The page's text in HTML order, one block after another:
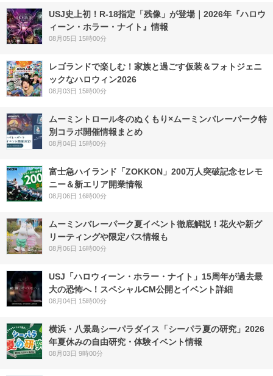
USJ史上初！R-18指定「残像」が登場｜2026年『ハロウ
ィーン・ホラー・ナイト』情報
08月05日 15時00分
レゴランドで楽しむ！家族と過ごす仮装＆フォトジェニ
ックなハロウィン2026
08月03日 15時00分
ムーミントロール冬のぬくもり×ムーミンバレーパーク特
別コラボ開催情報まとめ
08月04日 15時00分
富士急ハイランド「ZOKKON」200万人突破記念セレモ
ニー＆新エリア開業情報
08月06日 16時00分
ムーミンバレーパーク夏イベント徹底解説！花火や新グ
リーティングや限定パス情報も
08月06日 16時00分
USJ「ハロウィーン・ホラー・ナイト」15周年が過去最
大の恐怖へ！スペシャルCM公開とイベント詳細
08月04日 15時00分
横浜・八景島シーパラダイス「シーパラ夏の研究」2026
年夏休みの自由研究・体験イベント情報
08月03日 9時00分